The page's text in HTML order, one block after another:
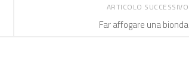
ARTICOLO SUCCESSIVO
Far affogare una bionda